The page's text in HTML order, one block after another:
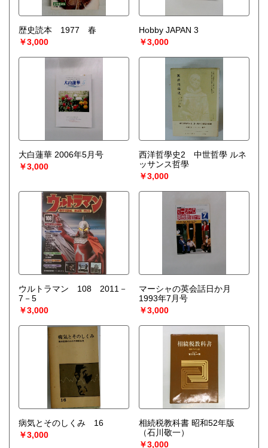
歴史読本 1977 春
￥3,000
Hobby JAPAN 3
￥3,000
大白蓮華 2006年5月号
￥3,000
西洋哲學史2 中世哲學 ルネ
ッサンス哲學
￥3,000
ウルトラマン 108 2011－
7－5
￥3,000
マーシャの英会話日か月
1993年7月号
￥3,000
病気とそのしくみ 16
￥3,000
相続税教科書 昭和52年版
（石川敬一）
￥3,000